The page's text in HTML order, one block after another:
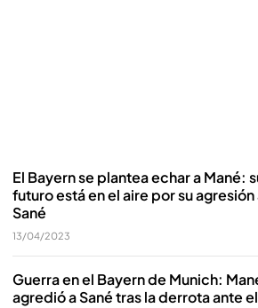
El Bayern se plantea echar a Mané:
futuro está en el aire por su agresión
Sané
13/04/2023
Guerra en el Bayern de Munich:
agredió a Sané tras la derrota ante